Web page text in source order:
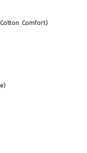
Comfort)